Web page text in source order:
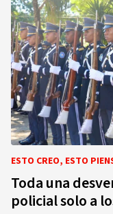
ESTO CREO, ESTO
Toda una
policial solo a